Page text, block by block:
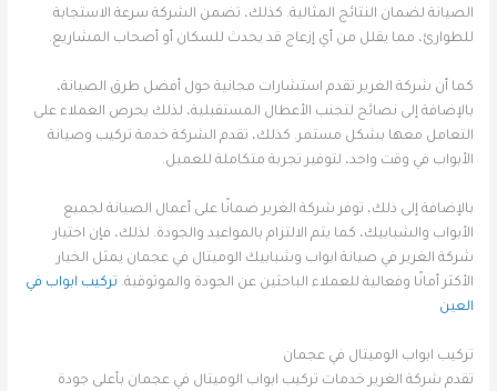
الصيانة لضمان النتائج المثالية. كذلك، تضمن الشركة سرعة الاستجابة
للطوارئ، مما يقلل من أي إزعاج قد يحدث للسكان أو أصحاب المشاريع.
كما أن شركة الغرير تقدم استشارات مجانية حول أفضل طرق الصيانة،
بالإضافة إلى نصائح لتجنب الأعطال المستقبلية، لذلك يحرص العملاء على
التعامل معها بشكل مستمر. كذلك، تقدم الشركة خدمة تركيب وصيانة
الأبواب في وقت واحد، لتوفير تجربة متكاملة للعميل.
بالإضافة إلى ذلك، توفر شركة الغرير ضمانًا على أعمال الصيانة لجميع
الأبواب والشبابيك، كما يتم الالتزام بالمواعيد والجودة. لذلك، فإن اختيار
شركة الغرير في صيانة ابواب وشبابيك الوميتال في عجمان يمثل الخيار
الأكثر أمانًا وفعالية للعملاء الباحثين عن الجودة والموثوقية. تركيب ابواب في
العين
تركيب ابواب الوميتال في عجمان
تقدم شركة الغرير خدمات تركيب ابواب الوميتال في عجمان بأعلى جودة